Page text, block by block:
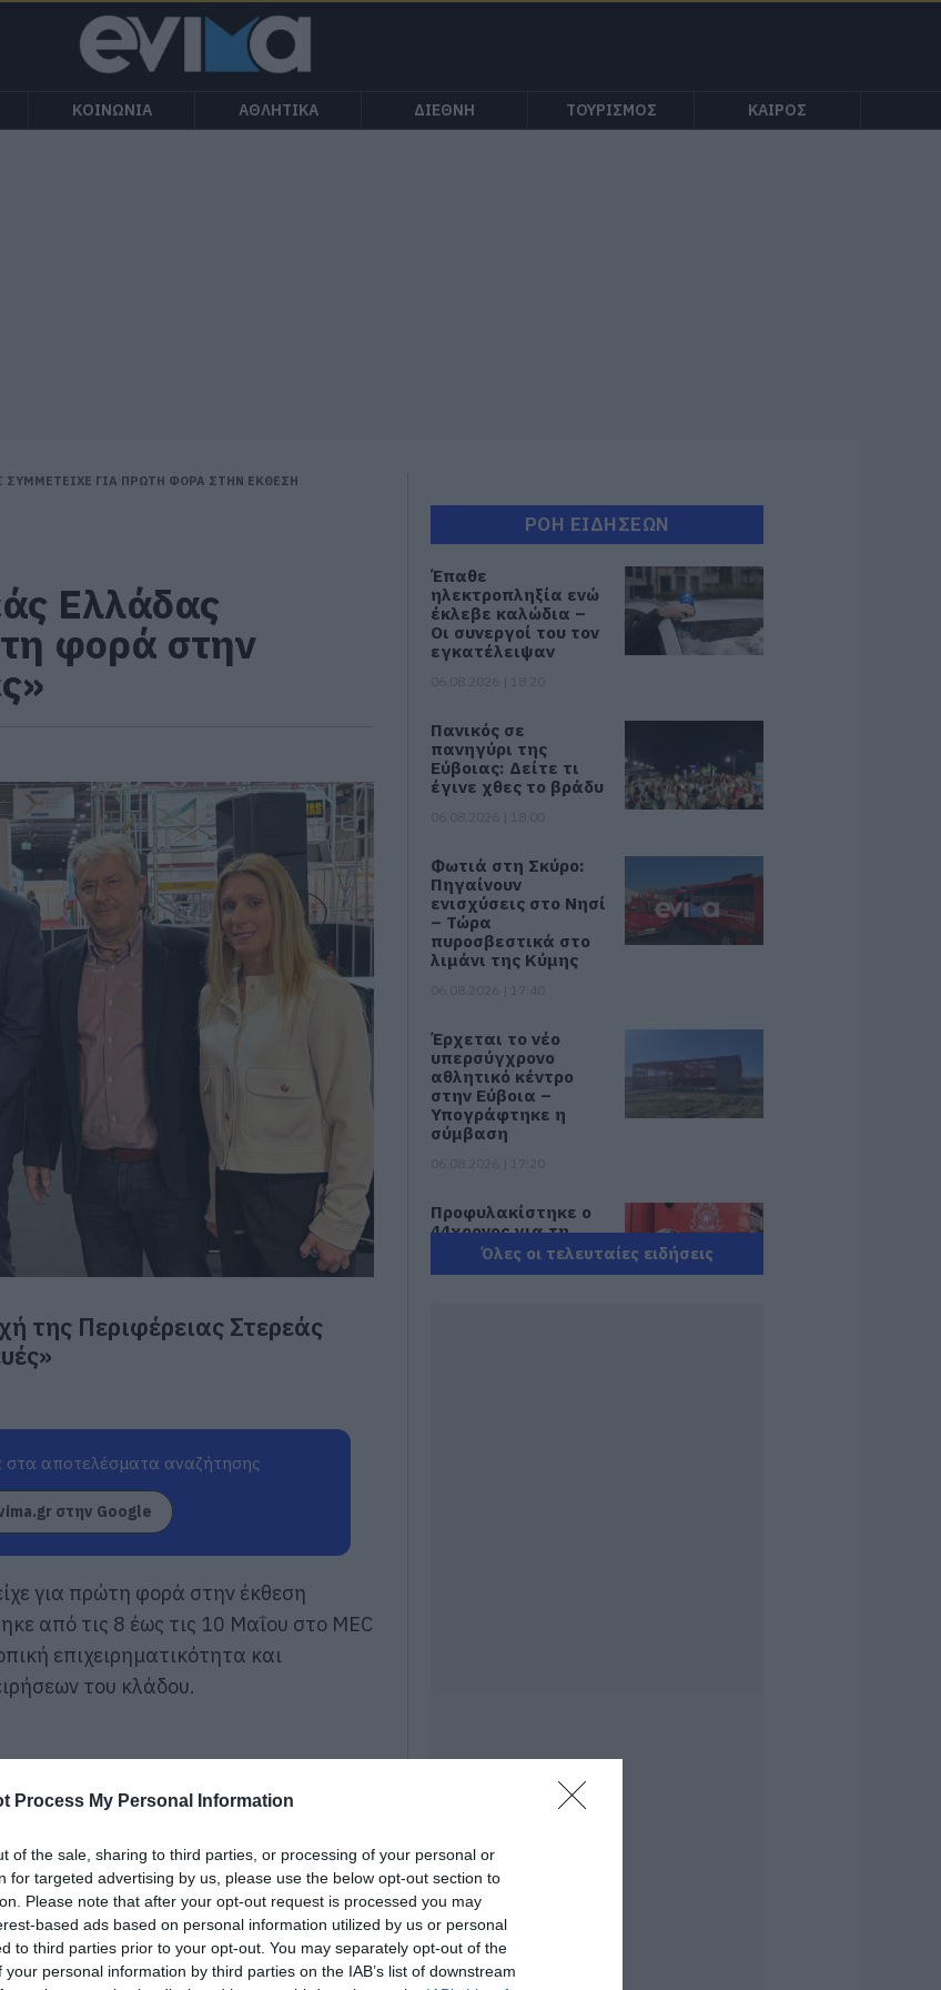
Process My Personal Information
of the sale, sharing to third parties, or processing of your personal or
for targeted advertising by us, please use the below opt-out section to
Please note that after your opt-out request is processed you may
based ads based on personal information utilized by us or personal
to third parties prior to your opt-out. You may separately opt-out of the
personal information by third parties on the IAB’s list of downstream
ΚΟΙΝΩΝΙΑ ΑΘΛΗΤΙΚΑ ΔΙΕΘΝΗ ΤΟΥΡΙΣΜΟΣ ΚΑΙΡΟΣ
ΣΥΜΜΕΤΕΙΧΕ ΓΙΑ ΠΡΩΤΗ ΦΟΡΑ ΣΤΗΝ ΕΚΘΕΣΗ
Ελλάδας
φορά στην
της Περιφέρειας Στερεάς
αποτελέσματα αναζήτησης
στην Google
για πρώτη φορά στην έκθεση
από τις 8 έως τις 10 Μαΐου στο MEC
επιχειρηματικότητα και
του κλάδου.
ΡΟΗ ΕΙΔΗΣΕΩΝ
Έπαθε
ηλεκτροπληξία ενώ
έκλεβε καλώδια –
Οι συνεργοί του τον
εγκατέλειψαν
Πανικός σε
πανηγύρι της
Εύβοιας: Δείτε τι
έγινε χθες το βράδυ
Φωτιά στη Σκύρο:
Πηγαίνουν
ενισχύσεις στο Νησί
– Τώρα
πυροσβεστικά στο
λιμάνι της Κύμης
Έρχεται το νέο
υπερσύγχρονο
αθλητικό κέντρο
στην Εύβοια –
Υπογράφτηκε η
σύμβαση
Προφυλακίστηκε ο
44χρονος για τη
φωτιά στη
Κεφαλονιά
Αφγανός για τη
δολοφονία της
Βρετανίδας –
Συγκλονιστική
κατάθεση της
συζύγου του
28χρονου
Όλες οι τελευταίες ειδήσεις